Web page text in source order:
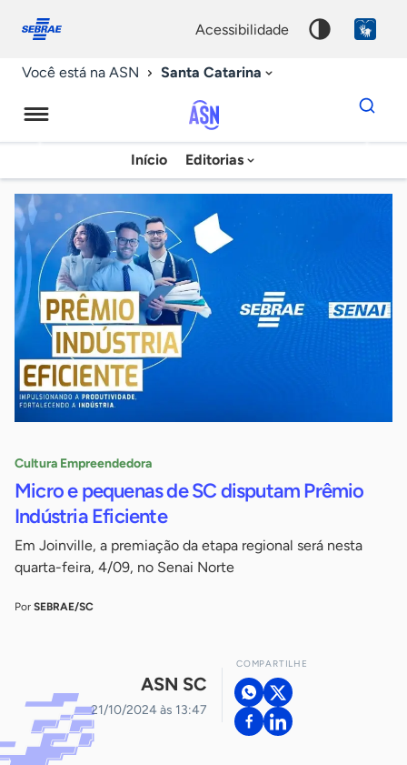
conosco
acessibilidade
Você está na ASN Santa Catarina
Agência
Sebrae
de
Notícias
Início Editorias
Dados
para
chave
Cultura Empreendedora
Micro e pequenas de SC disputam Prêmio
Indústria Eficiente
Em Joinville, a premiação da etapa regional será nesta
quarta-feira, 4/09, no Senai Norte
Por SEBRAE/SC
ASN SC
21/10/2024 às 13:47
COMPARTILHE